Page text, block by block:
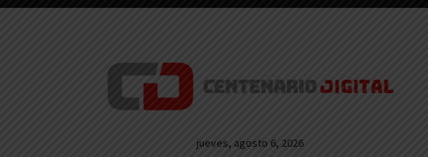
jueves, agosto 6, 2026